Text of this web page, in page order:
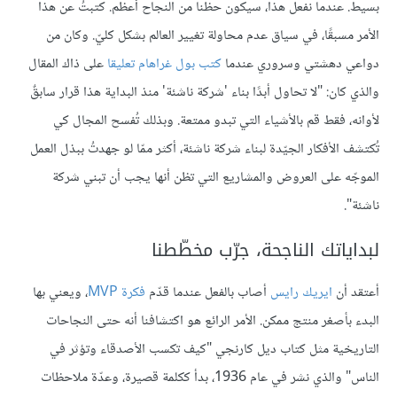
بسيط. عندما نفعل هذا، سيكون حظنا من النجاح أعظم. كتبتُ عن هذا
الأمر مسبقًا، في سياق عدم محاولة تغيير العالم بشكل كليّ. وكان من
دواعي دهشتي وسروري عندماكتب بول غراهام تعليقاعلى ذاك المقال
والذي كان: "لا تحاول أبدًا بناء 'شركة ناشئة' منذ البداية هذا قرار سابقٌ
لأوانه، فقط قم بالأشياء التي تبدو ممتعة. وبذلك تُفسح المجال كي
تُكتشف الأفكار الجيّدة لبناء شركة ناشئة، أكثر ممّا لو جهدتُ ببذل العمل
الموجّه على العروض والمشاريع التي تظن أنها يجب أن تبني شركة
ناشئة".
لبداياتك الناجحة، جرّب مخطّطنا
أعتقد أن ايريك رايس أصاب بالفعل عندما قدّم فكرة MVP
، ويعني بها
البدء بأصغر منتج ممكن. الأمر الرائع هو اكتشافنا أنه حتى النجاحات
التاريخية مثل كتاب ديل كارنجي "كيف تكسب الأصدقاء وتؤثر في
الناس" والذي نشر في عام 1936، بدأ ككلمة قصيرة، وعدّة ملاحظات